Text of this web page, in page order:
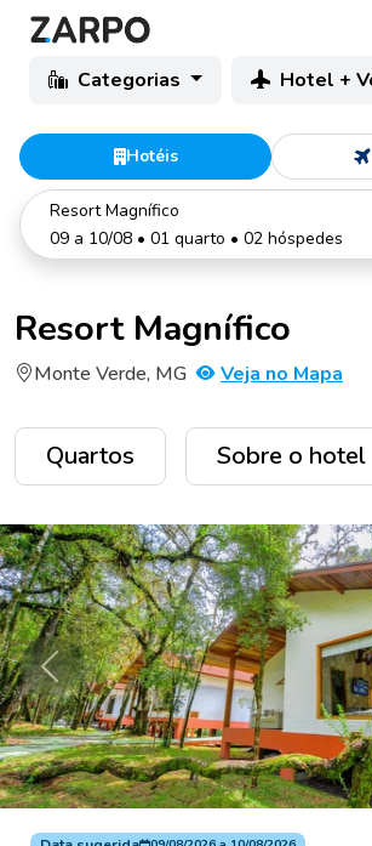
Categorias Hotel +
Hotéis
Resort Magnífico
09 a 10/08 • 01 quarto • 02 hóspedes
Resort Magnífico
Monte Verde, MG Veja no Mapa
Quartos Sobre o hotel
Anterior